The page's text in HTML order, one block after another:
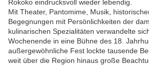
Rokoko eindrucksvoll wieder lebendig.
Mit Theater, Pantomime, Musik,
Begegnungen mit Persönlichkeiten der
kulinarischen Spezialitäten verwandelte
Wochenende in eine Bühne des 18.
außergewöhnliche Fest lockte tausende
weit über die Region hinaus große